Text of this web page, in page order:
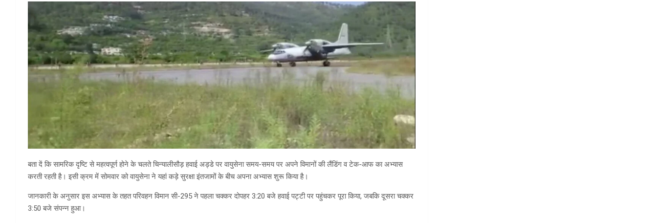
बता दें कि सामरिक दृष्टि से महत्वपूर्ण होने के चलते चिन्यालीसौड़ हवाई अड्डे पर वायुसेना समय-समय पर अपने विमानों की लैंडिंग व टेक-आफ का अभ्यास
करती रहती है। इसी क्रम में सोमवार को वायुसेना ने यहां कड़े सुरक्षा इंतजामों के बीच अपना अभ्यास शुरू किया है।
जानकारी के अनुसार इस अभ्यास के तहत परिवहन विमान सी-295 ने पहला चक्कर दोपहर 3:20 बजे हवाई पट्टी पर पहुंचकर पूरा किया, जबकि दूसरा चक्कर
3:50 बजे संपन्न हुआ।